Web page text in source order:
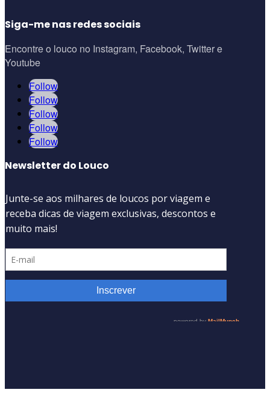
Siga-me nas redes sociais
Encontre o louco no Instagram, Facebook, Twitter e
Youtube
Follow
Follow
Follow
Follow
Follow
Newsletter do Louco